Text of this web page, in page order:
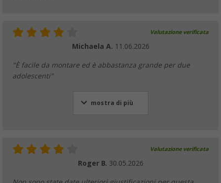
Valutazione verificata
Michaela A. 11.06.2026
"È facile da montare ed è abbastanza grande per due
adolescenti"
mostra di più
Valutazione verificata
Roger B. 30.05.2026